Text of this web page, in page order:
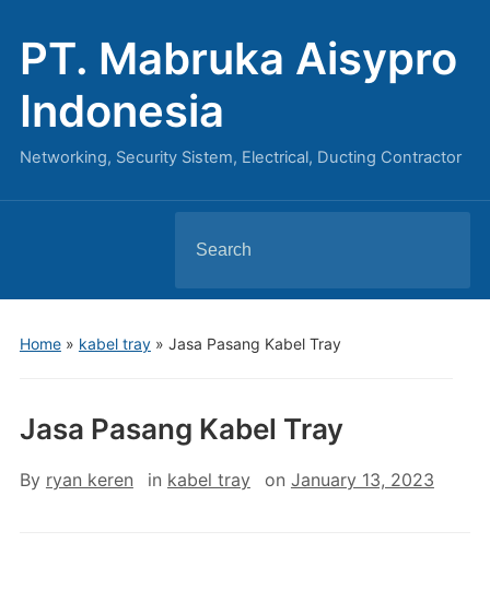
PT. Mabruka Aisypro
Indonesia
Networking, Security Sistem, Electrical, Ducting Contractor
for:
Home» kabel tray» Jasa Pasang Kabel Tray
Jasa Pasang Kabel Tray
By ryan keren in kabel tray on January 13, 2023